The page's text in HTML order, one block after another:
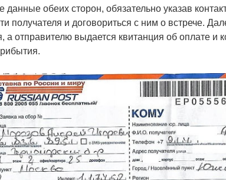
данные обеих сторон, обязательно указав
получателя и договориться с ним о встрече.
а отправителю выдается квитанция об оплате и